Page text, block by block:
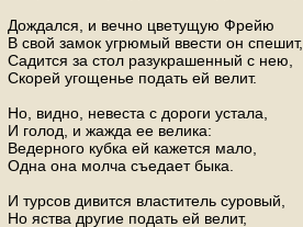
Дождался, и вечно цветущую Фрейю
В свой замок угрюмый ввести он спешит,
Садится за стол разукрашенный с нею,
Скорей угощенье подать ей велит.
Но, видно, невеста с дороги устала,
И голод, и жажда ее велика:
Ведерного кубка ей кажется мало,
Одна она молча съедает быка.
И турсов дивится властитель суровый,
Но яства другие подать ей велит,